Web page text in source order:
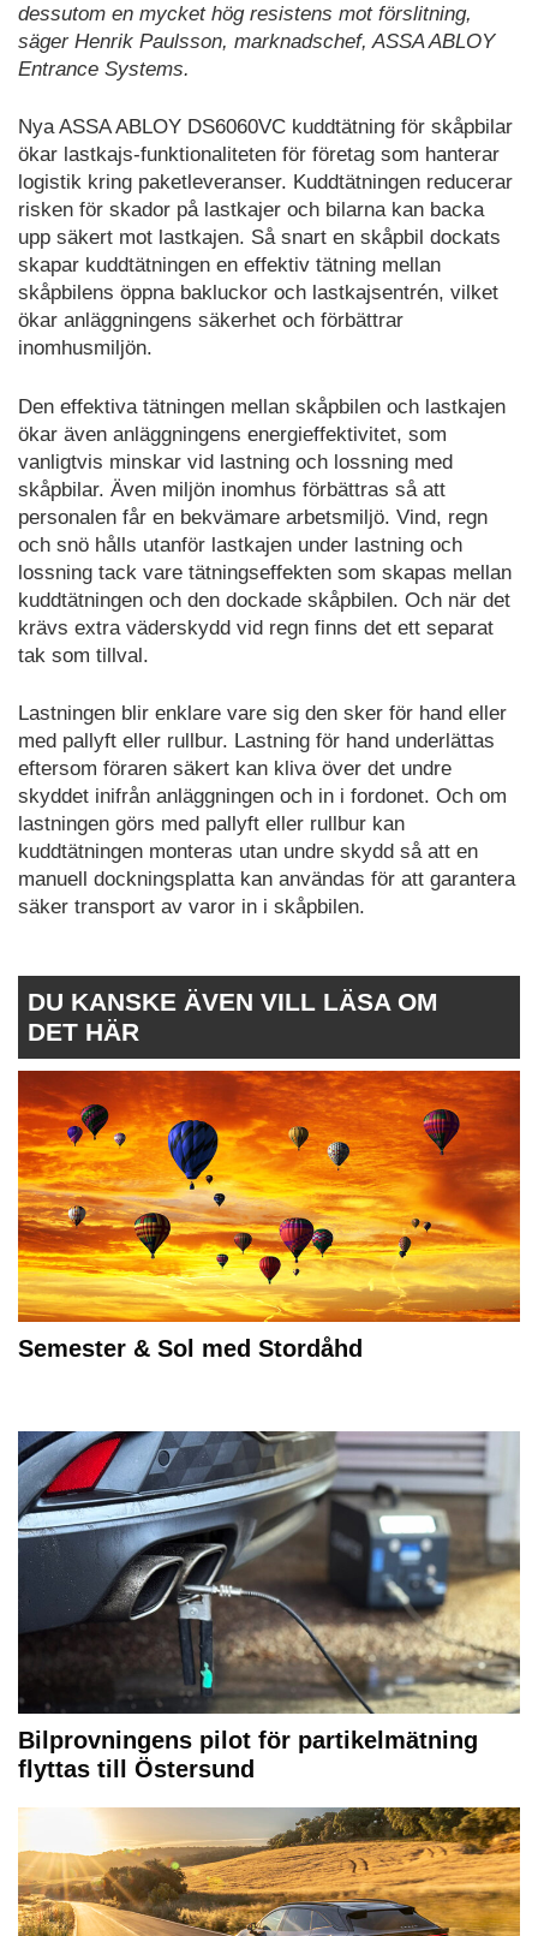
dessutom en mycket hög resistens mot förslitning,
säger Henrik Paulsson, marknadschef, ASSA ABLOY
Entrance Systems.
Nya ASSA ABLOY DS6060VC kuddtätning för skåpbilar
ökar lastkajs-funktionaliteten för företag som hanterar
logistik kring paketleveranser. Kuddtätningen reducerar
risken för skador på lastkajer och bilarna kan backa
upp säkert mot lastkajen. Så snart en skåpbil dockats
skapar kuddtätningen en effektiv tätning mellan
skåpbilens öppna bakluckor och lastkajsentrén, vilket
ökar anläggningens säkerhet och förbättrar
inomhusmiljön.
Den effektiva tätningen mellan skåpbilen och lastkajen
ökar även anläggningens energieffektivitet, som
vanligtvis minskar vid lastning och lossning med
skåpbilar. Även miljön inomhus förbättras så att
personalen får en bekvämare arbetsmiljö. Vind, regn
och snö hålls utanför lastkajen under lastning och
lossning tack vare tätningseffekten som skapas mellan
kuddtätningen och den dockade skåpbilen. Och när det
krävs extra väderskydd vid regn finns det ett separat
tak som tillval.
Lastningen blir enklare vare sig den sker för hand eller
med pallyft eller rullbur. Lastning för hand underlättas
eftersom föraren säkert kan kliva över det undre
skyddet inifrån anläggningen och in i fordonet. Och om
lastningen görs med pallyft eller rullbur kan
kuddtätningen monteras utan undre skydd så att en
manuell dockningsplatta kan användas för att garantera
säker transport av varor in i skåpbilen.
DU KANSKE ÄVEN VILL LÄSA OM
DET HÄR
Semester & Sol med Stordåhd
Bilprovningens pilot för partikelmätning
flyttas till Östersund